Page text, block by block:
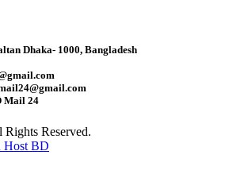
পরিকল্পনা সংসদে তুলে ধরবে সরকার :
মামলায় ডন গ্রেফতার
দাবি-আপত্তির শেষ সময় ২৪ আগস্ট
Dhaka- 1000, Bangladesh
Mail 24
Rights Reserved.
Host BD